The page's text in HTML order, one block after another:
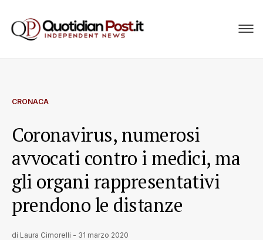
CRONACA
Coronavirus, numerosi
avvocati contro i medici, ma
gli organi rappresentativi
prendono le distanze
di Laura Cimorelli - 31 marzo 2020